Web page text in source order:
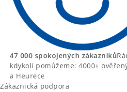
47 000 spokojených zákazníků
kdykoli pomůžeme: 4000+
a Heurece
Zákaznická podpora